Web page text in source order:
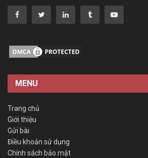
MENU
Trang chủ
Giới thiệu
Gửi bài
Điều khoản sử dụng
Chính sách bảo mật